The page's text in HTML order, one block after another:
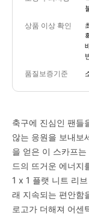
상품 이상 확인
품질보증기준
축구에 진심인 팬들
않는 응원을 보내보
을 얻은 이 스카프
드의 뜨거운 에너지
1 x 1 플랫 니트 리
래 지속되는 편안함
로고가 더해져 어센